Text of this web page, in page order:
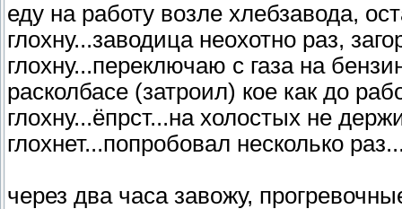
еду на работу возле хлебзавода,
глохну...заводица неохотно раз,
глохну...переключаю с газа на
расколбасе (затроил) кое как до
глохну...ёпрст...на холостых не
глохнет...попробовал несколько
через два часа завожу,